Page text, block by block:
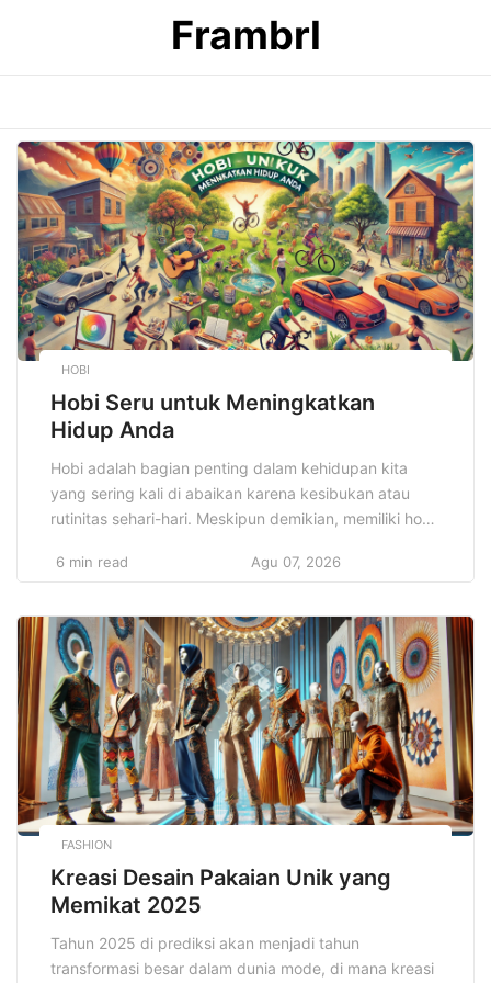
Frambrl
HOBI
Hobi Seru untuk Meningkatkan
Hidup Anda
Hobi adalah bagian penting dalam kehidupan kita
yang sering kali di abaikan karena kesibukan atau
rutinitas sehari-hari. Meskipun demikian, memiliki hobi
Hobi seru untuk meningkatkan hidup Anda dapat
hingga mental. Melalui berbagai kegiatan yang
menyenangkan, hobi bisa menjadi sarana untuk
meredakan […]
6 min read Agu 07, 2026
FASHION
Kreasi Desain Pakaian Unik yang
Memikat 2025
Tahun 2025 di prediksi akan menjadi tahun
transformasi besar dalam dunia mode, di mana kreasi